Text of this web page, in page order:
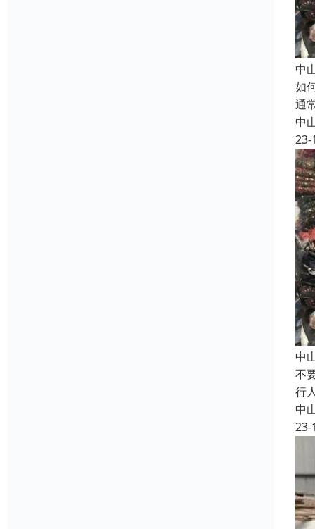
中
如
通
中
23-
中
不
行
中
23-